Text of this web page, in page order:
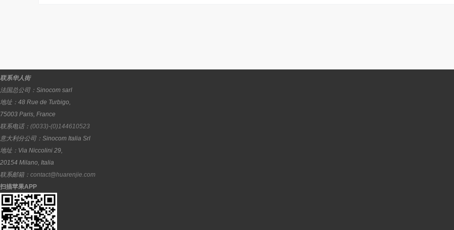
联系华人街
法国总公司： Sinocom sarl
地址： 48 Rue de Turbigo,
75003 Paris, France
联系电话： (0033)-(0)144610523
意大利分公司： Sinocom Italia Srl
地址： Via Niccolini 29,
20154 Milano, Italia
联系邮箱： contact@huarenjie.com
扫描苹果APP